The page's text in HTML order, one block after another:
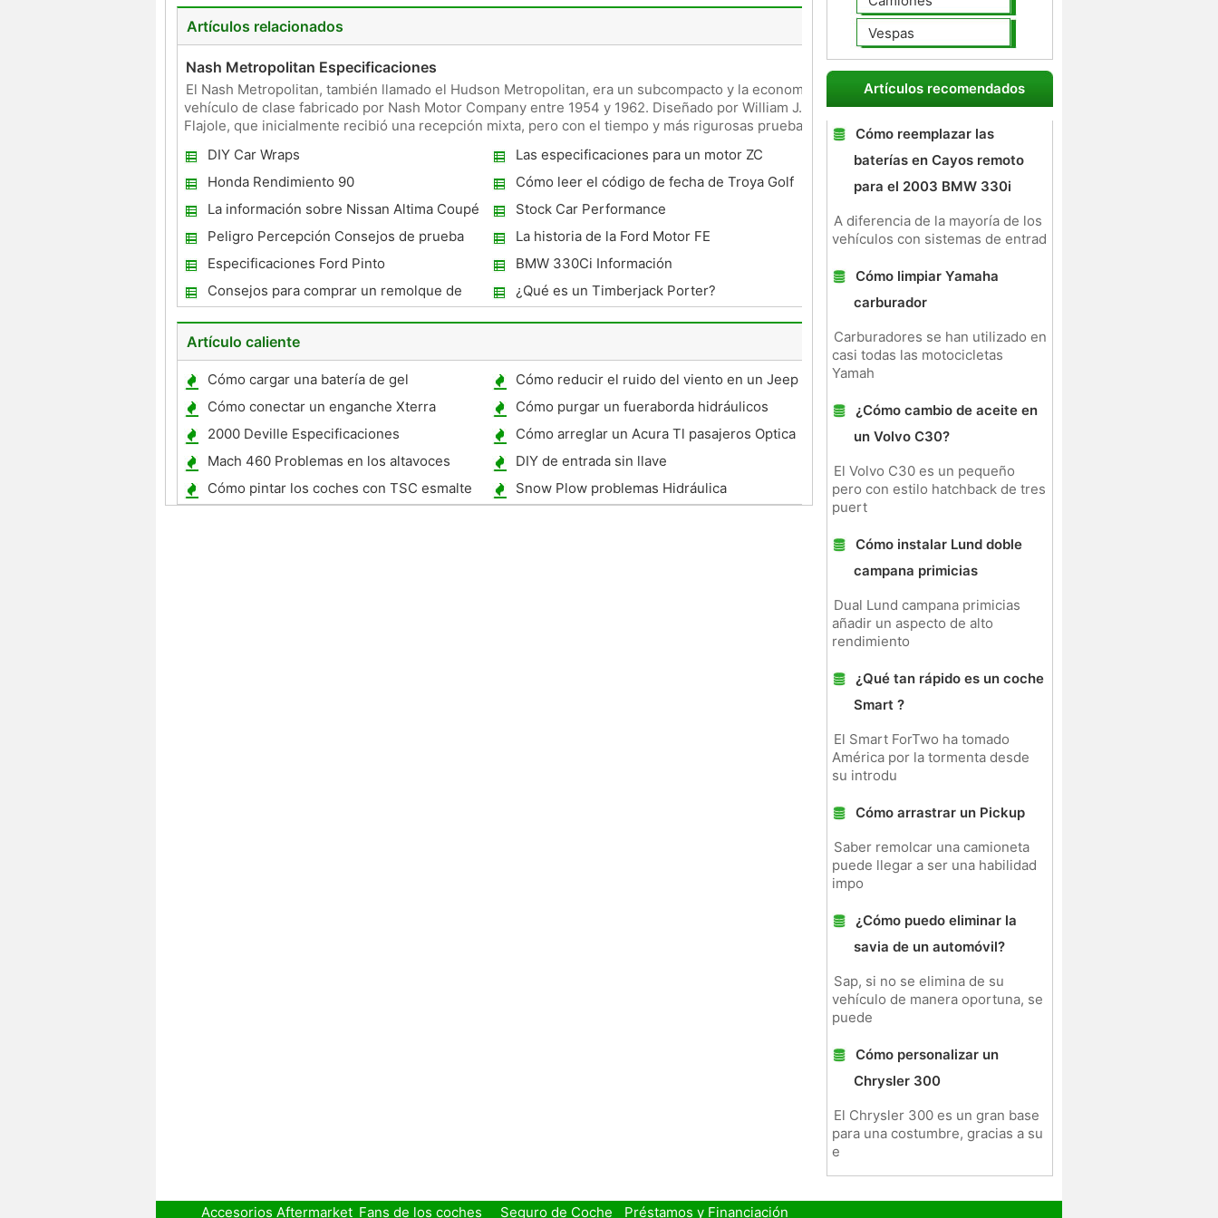
Artículos relacionados
Nash Metropolitan Especificaciones
El Nash Metropolitan, también llamado el Hudson Metropolitan, era un subcompacto y la economía
vehículo de clase fabricado por Nash Motor Company entre 1954 y 1962. Diseñado por William J.
Flajole, que inicialmente recibió una recepción mixta, pero con el tiempo y más rigurosas pruebas,
DIY Car Wraps
Las especificaciones para un motor ZC
Honda Rendimiento 90
Cómo leer el código de fecha de Troya Golf
Cart Batteries
La información sobre Nissan Altima Coupé
Stock Car Performance
Peligro Percepción Consejos de prueba
La historia de la Ford Motor FE
Especificaciones Ford Pinto
BMW 330Ci Información
Consejos para comprar un remolque de
carga
¿Qué es un Timberjack Porter?
Artículo caliente
Cómo cargar una batería de gel
Cómo reducir el ruido del viento en un Jeep
Wrangler Soft Top
Cómo conectar un enganche Xterra
Cómo purgar un fueraborda hidráulicos
2000 Deville Especificaciones
Cómo arreglar un Acura Tl pasajeros Optica
2002
Mach 460 Problemas en los altavoces
izquierdo
DIY de entrada sin llave
Cómo pintar los coches con TSC esmalte
Snow Plow problemas Hidráulica
Vespas
Artículos recomendados
Cómo reemplazar las
baterías en Cayos remoto
para el 2003 BMW 330i
A diferencia de la mayoría de los
vehículos con sistemas de entrad
Cómo limpiar Yamaha
carburador
Carburadores se han utilizado en
casi todas las motocicletas
Yamah
¿Cómo cambio de aceite en
un Volvo C30?
El Volvo C30 es un pequeño
pero con estilo hatchback de tres
puert
Cómo instalar Lund doble
campana primicias
Dual Lund campana primicias
añadir un aspecto de alto
rendimiento
¿Qué tan rápido es un coche
Smart ?
El Smart ForTwo ha tomado
América por la tormenta desde
su introdu
Cómo arrastrar un Pickup
Saber remolcar una camioneta
puede llegar a ser una habilidad
impo
¿Cómo puedo eliminar la
savia de un automóvil?
Sap, si no se elimina de su
vehículo de manera oportuna, se
puede
Cómo personalizar un
Chrysler 300
El Chrysler 300 es un gran base
para una costumbre, gracias a su
e
Accesorios Aftermarket Fans de los coches Seguro de Coche Préstamos y Financiación